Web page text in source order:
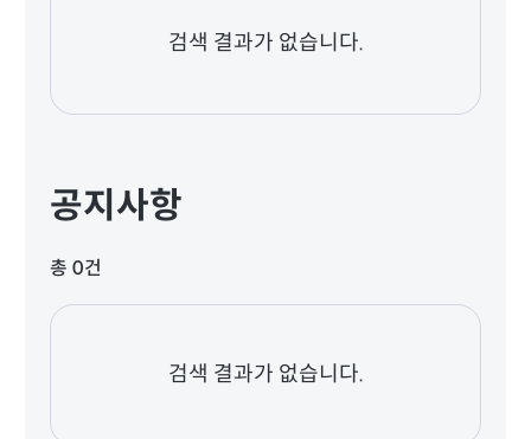
검색 결과가 없습니다.
공지사항
총 0건
검색 결과가 없습니다.